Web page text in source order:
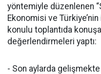
yöntemiyle düzenlenen
Ekonomisi ve
konulu toplantıda
değerlendirmeleri yaptı:
- Son aylarda